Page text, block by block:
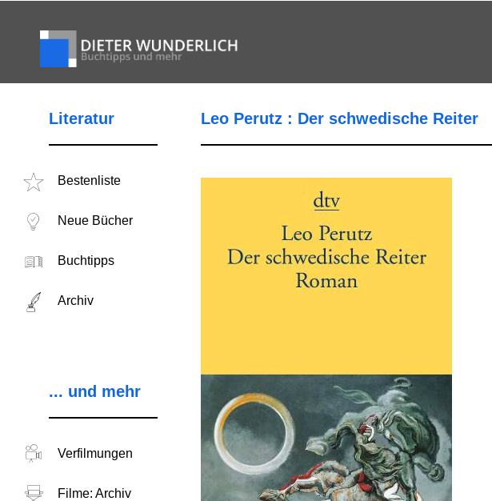
Literatur
Bestenliste
Neue Bücher
Buchtipps
Archiv
... und mehr
Verfilmungen
Filme: Archiv
Leo Perutz : Der schwedische Reiter